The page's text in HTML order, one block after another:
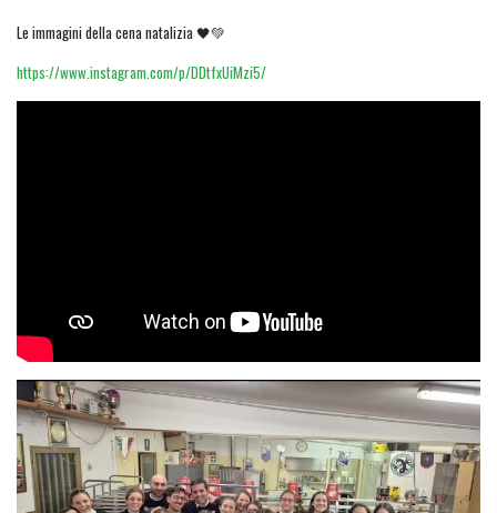
Le immagini della cena natalizia 🖤💚
https://www.instagram.com/p/DDtfxUiMzi5/